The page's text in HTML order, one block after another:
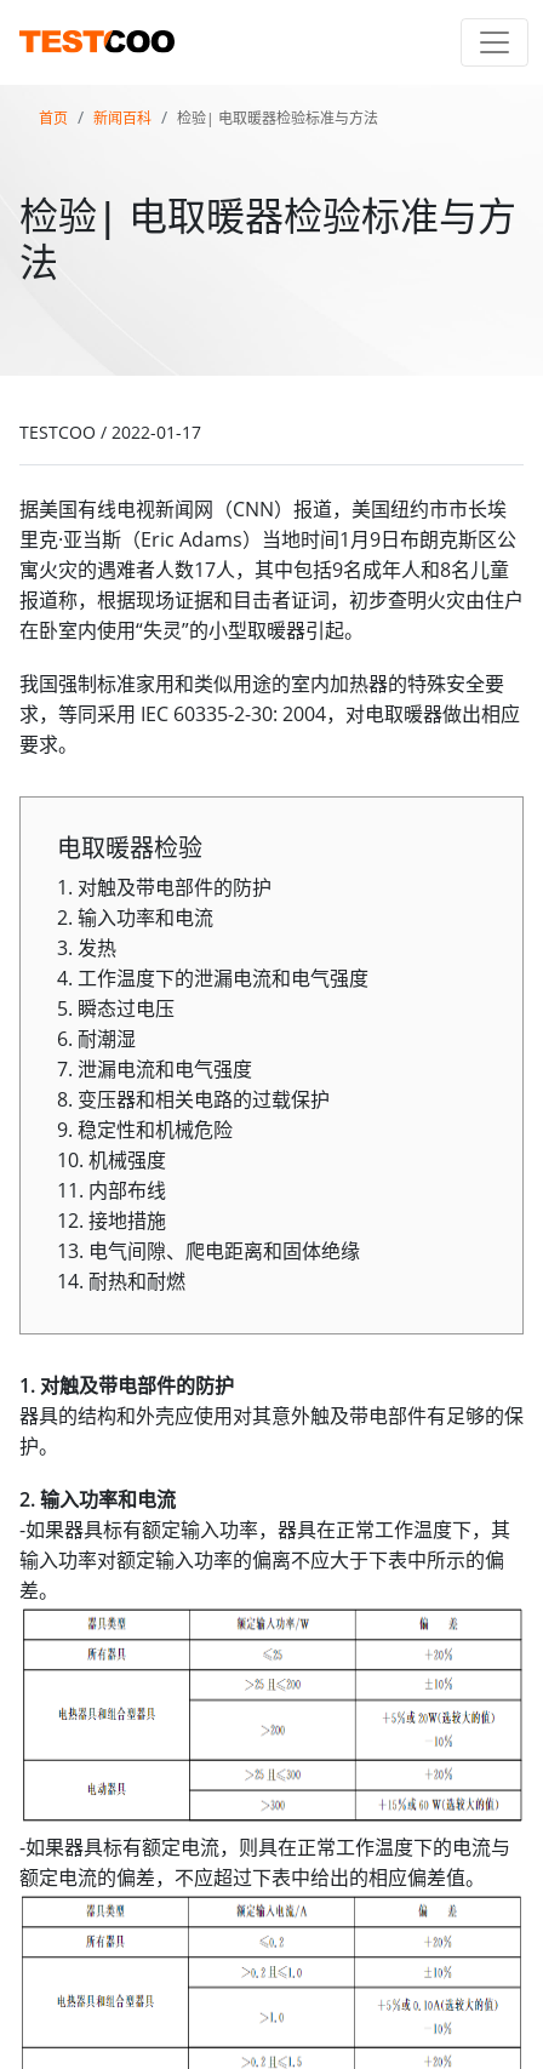
首页 新闻百科 检验| 电取暖器检验标准与方法
检验| 电取暖器检验标准与方
法
TESTCOO / 2022-01-17
据美国有线电视新闻网（CNN）报道，美国纽约市市长埃
里克·亚当斯（Eric Adams）当地时间1月9日布朗克斯区公
寓火灾的遇难者人数17人，其中包括9名成年人和8名儿童
报道称，根据现场证据和目击者证词，初步查明火灾由住户
在卧室内使用“失灵”的小型取暖器引起。
我国强制标准家用和类似用途的室内加热器的特殊安全要
求，等同采用 IEC 60335-2-30: 2004，对电取暖器做出相应
要求。
电取暖器检验
1. 对触及带电部件的防护
2. 输入功率和电流
3. 发热
4. 工作温度下的泄漏电流和电气强度
5. 瞬态过电压
6. 耐潮湿
7. 泄漏电流和电气强度
8. 变压器和相关电路的过载保护
9. 稳定性和机械危险
10. 机械强度
11. 内部布线
12. 接地措施
13. 电气间隙、爬电距离和固体绝缘
14. 耐热和耐燃
1. 对触及带电部件的防护
器具的结构和外壳应使用对其意外触及带电部件有足够的保
护。
2. 输入功率和电流
-如果器具标有额定输入功率，器具在正常工作温度下，其
输入功率对额定输入功率的偏离不应大于下表中所示的偏
差。
-如果器具标有额定电流，则具在正常工作温度下的电流与
额定电流的偏差，不应超过下表中给出的相应偏差值。